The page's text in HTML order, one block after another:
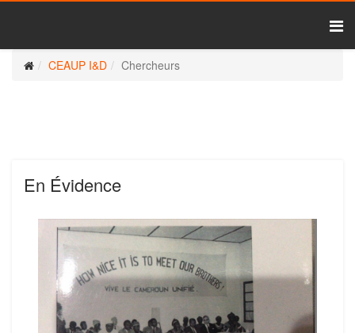
CEAUP I&D Chercheurs
En Évidence